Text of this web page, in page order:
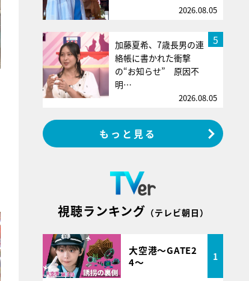
2026.08.05
5
加藤夏希、7歳長男の連
絡帳に書かれた衝撃
の“お知らせ” 原因不
明…
2026.08.05
もっと見る
視聴ランキング （テレビ朝日）
大空港～GATE2
4～
1